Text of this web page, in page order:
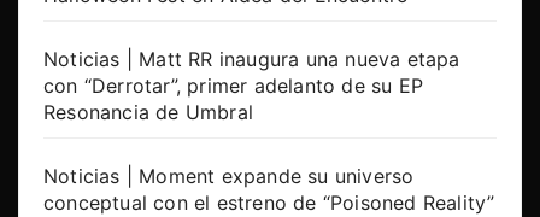
Noticias | Matt RR inaugura una nueva etapa
con “Derrotar”, primer adelanto de su EP
Resonancia de Umbral
Noticias | Moment expande su universo
conceptual con el estreno de “Poisoned Reality”